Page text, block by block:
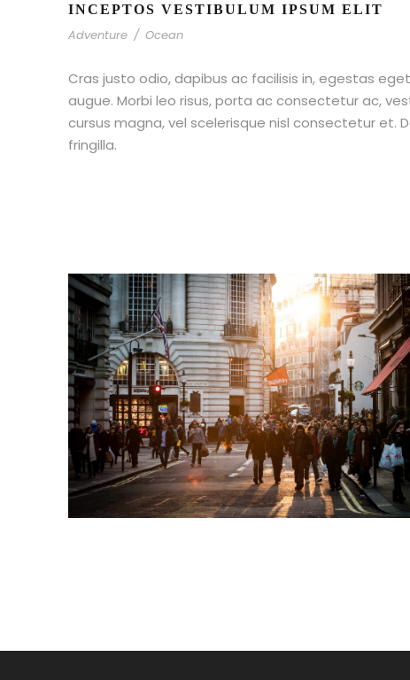
INCEPTOS VESTIBULUM IPSUM ELIT
Adventure / Ocean
Cras justo odio, dapibus ac facilisis in, egestas
augue. Morbi leo risus, porta ac consectetur ac,
cursus magna, vel scelerisque nisl consectetur et.
fringilla.